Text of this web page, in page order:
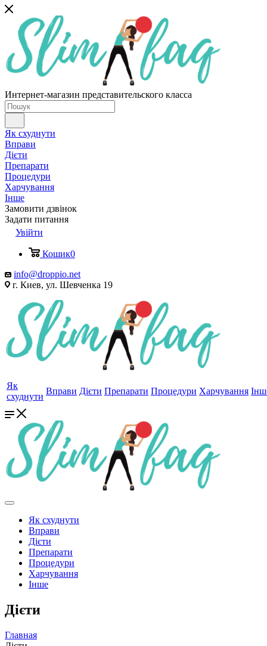
Интернет-магазин представительского класса
Як схуднути
Вправи
Дієти
Препарати
Процедури
Харчування
Інше
Замовити дзвінок
Задати питання
Увійти
Кошик0
info@droppio.net
г. Киев, ул. Шевченка 19
Як
схуднути
Вправи Дієти Препарати Процедури Харчування
Як схуднути
Вправи
Дієти
Препарати
Процедури
Харчування
Інше
Дієти
Главная